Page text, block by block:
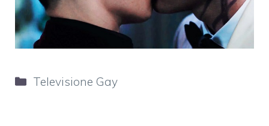
Categorie
Televisione Gay